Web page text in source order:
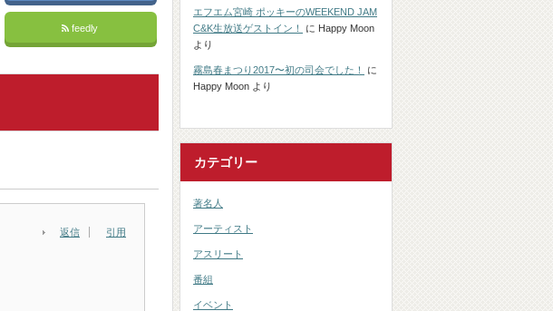
feedly
返信 引用
エフエム宮崎 ポッキーのWEEKEND JAM
C&K生放送ゲストイン！
に Happy Moon
より
霧島春まつり2017〜初の司会でした！
に
Happy Moon より
カテゴリー
著名人
アーティスト
アスリート
番組
イベント